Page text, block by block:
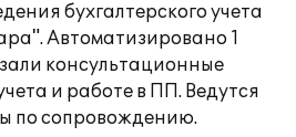
бухгалтерского учета
Автоматизировано 1
консультационные
и работе в ПП. Ведутся
по сопровождению.